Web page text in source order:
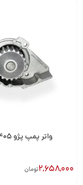
واتر پمپ پژو 405 اسپیکال
2,658,000تومان